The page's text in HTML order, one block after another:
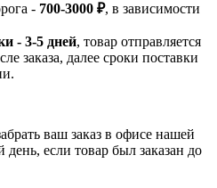
- 700-3000 ₽, в зависимости
- 3-5 дней, товар отправляется
заказа, далее сроки поставки
ваш заказ в офисе нашей
если товар был заказан до